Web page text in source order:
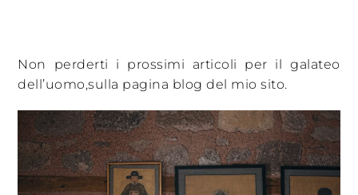
Non perderti i prossimi articoli per il galateo
dell’uomo,sulla pagina blog del mio sito.